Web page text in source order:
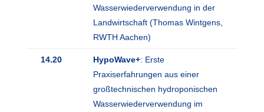
Wasserwiederverwendung in der
Landwirtschaft (Thomas Wintgens,
RWTH Aachen)
14.20 HypoWave+: Erste
Praxiserfahrungen aus einer
großtechnischen hydroponischen
Wasserwiederverwendung im